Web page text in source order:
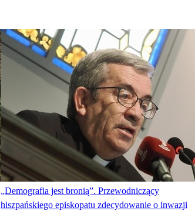
„Demografia jest bronią”. Przewodniczący
hiszpańskiego episkopatu zdecydowanie o inwazji